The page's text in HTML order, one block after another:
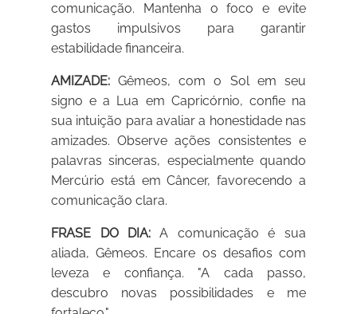
comunicação. Mantenha o foco e evite
gastos impulsivos para garantir
estabilidade financeira.
AMIZADE: Gêmeos, com o Sol em seu
signo e a Lua em Capricórnio, confie na
sua intuição para avaliar a honestidade nas
amizades. Observe ações consistentes e
palavras sinceras, especialmente quando
Mercúrio está em Câncer, favorecendo a
comunicação clara.
FRASE DO DIA: A comunicação é sua
aliada, Gêmeos. Encare os desafios com
leveza e confiança. "A cada passo,
descubro novas possibilidades e me